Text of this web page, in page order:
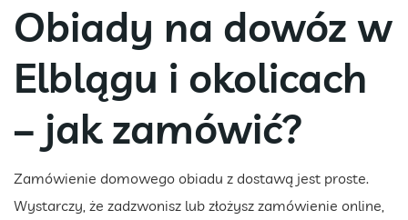
Obiady na dowóz w
Elblągu i okolicach
– jak zamówić?
Zamówienie domowego obiadu z dostawą jest proste.
Wystarczy, że zadzwonisz lub złożysz zamówienie online,